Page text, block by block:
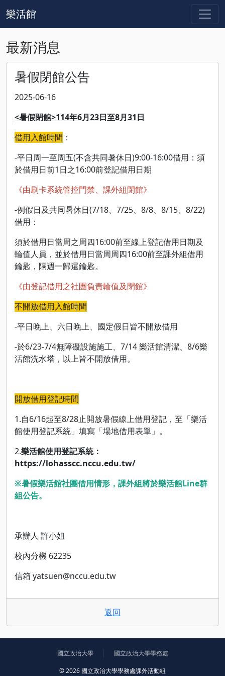
樂活館
最新消息
暑假閉館公告
2025-06-16
<暑假閉館>114年6月23日至8月31日
借用入館時間 ：
-平日周一至周五(不含共同暑休日)9:00-16:00借用：須
於借用日前1日之16:00前登記借用日期
《由刷卡系統管控門禁、課外組閉館》
-例假日及共同暑休日(7/18、7/25、8/8、8/15、8/22)
借用：
須於借用日當周之周四16:00前至線上登記借用日期及
輪值人員，並於借用日當周周四16:00前至課外組借用
鑰匙，隔週一歸還鑰匙。
《由登記借用之社團負責輪值及閉館》
不開放借用入館時間
-平日晚上、六日晚上、國定假日皆不開放借用
-於6/23-7/4無障礙設施施工、7/14 樂活館清潔、8/6樂
活館洗水塔，以上皆不開放借用。
開放借用登記時間
1.自6/16起至8/28止開放暑假線上借用登記，至「樂活
館使用登記系統」填寫「場地借用表單」。
2.樂活館使用登記系統：
https://lohasscc.nccu.edu.tw/
※暑假樂活館社團借用情形，課外組將於樂活館Line群
組公告。
承辦人 許小姐
校內分機 62235
信箱 yatsuen@nccu.edu.tw
返回
國立政治大學 國立政治大學學務處
© 2026 國立政治大學學務處課外活動組